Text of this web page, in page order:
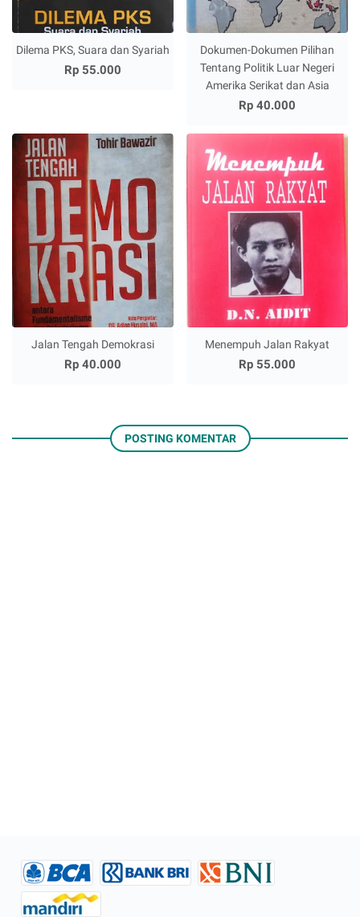
Dilema PKS, Suara dan Syariah
Rp 55.000
Dokumen-Dokumen Pilihan
Tentang Politik Luar Negeri
Amerika Serikat dan Asia
Rp 40.000
Jalan Tengah Demokrasi
Rp 40.000
Menempuh Jalan Rakyat
Rp 55.000
POSTING KOMENTAR